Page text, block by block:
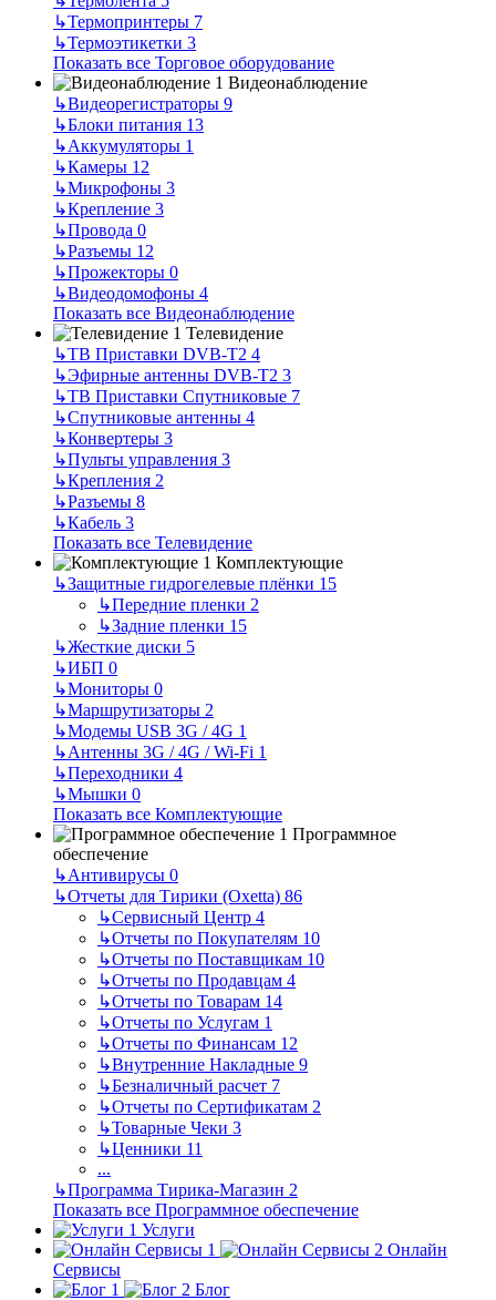
↳Термопринтеры 7
↳Термоэтикетки 3
Показать все Торговое оборудование
Видеонаблюдение
↳Видеорегистраторы 9
↳Блоки питания 13
↳Аккумуляторы 1
↳Камеры 12
↳Микрофоны 3
↳Крепление 3
↳Провода 0
↳Разъемы 12
↳Прожекторы 0
↳Видеодомофоны 4
Показать все Видеонаблюдение
Телевидение
↳ТВ Приставки DVB-T2 4
↳Эфирные антенны DVB-T2 3
↳ТВ Приставки Спутниковые 7
↳Спутниковые антенны 4
↳Конвертеры 3
↳Пульты управления 3
↳Крепления 2
↳Разъемы 8
↳Кабель 3
Показать все Телевидение
Комплектующие
↳Защитные гидрогелевые плёнки 15
↳Передние пленки 2
↳Задние пленки 15
↳Жесткие диски 5
↳ИБП 0
↳Мониторы 0
↳Маршрутизаторы 2
↳Модемы USB 3G / 4G 1
↳Антенны 3G / 4G / Wi-Fi 1
↳Переходники 4
↳Мышки 0
Показать все Комплектующие
Программное
обеспечение
↳Антивирусы 0
↳Отчеты для Тирики (Oxetta) 86
↳Сервисный Центр 4
↳Отчеты по Покупателям 10
↳Отчеты по Поставщикам 10
↳Отчеты по Продавцам 4
↳Отчеты по Товарам 14
↳Отчеты по Услугам 1
↳Отчеты по Финансам 12
↳Внутренние Накладные 9
↳Безналичный расчет 7
↳Отчеты по Сертификатам 2
↳Товарные Чеки 3
↳Ценники 11
...
↳Программа Тирика-Магазин 2
Показать все Программное обеспечение
Услуги
Онлайн
Сервисы
Блог